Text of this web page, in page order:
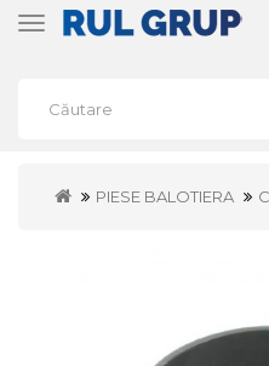
Toggle
PIESE BALOTIERA